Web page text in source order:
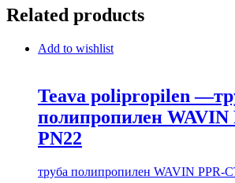
Related products
Add to wishlist
Teava polipropilen
полипропилен WAVIN
PN22
труба полипропилен WAVIN PPR-